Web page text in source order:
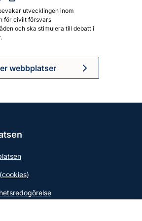
utvecklingen inom
för civilt försvars
och ska stimulera till debatt i
webbplatser